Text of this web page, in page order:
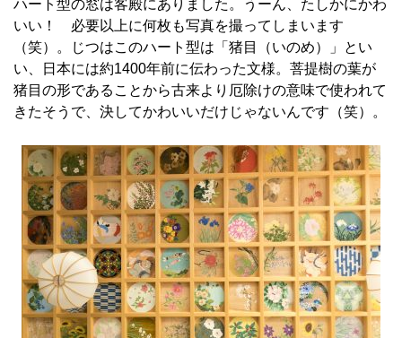
ハート型の窓は客殿にありました。うーん、たしかにかわ
いい！ 必要以上に何枚も写真を撮ってしまいます
（笑）。じつはこのハート型は「猪目（いのめ）」とい
い、日本には約1400年前に伝わった文様。菩提樹の葉が
猪目の形であることから古来より厄除けの意味で使われて
きたそうで、決してかわいいだけじゃないんです（笑）。